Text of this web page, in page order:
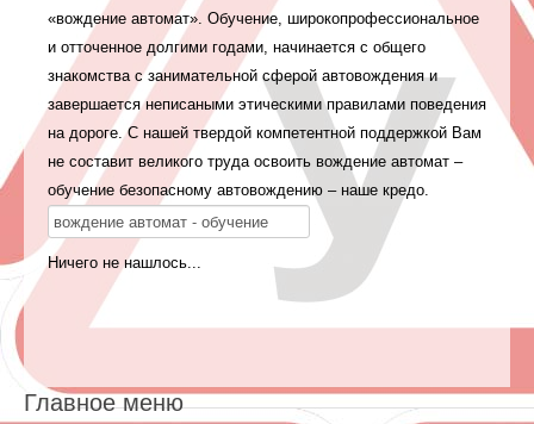
«вождение автомат». Обучение, широкопрофессиональное
и отточенное долгими годами, начинается с общего
знакомства с занимательной сферой автовождения и
завершается неписаными этическими правилами поведения
на дороге. С нашей твердой компетентной поддержкой Вам
не составит великого труда освоить вождение автомат –
обучение безопасному автовождению – наше кредо.
Ничего не нашлось...
Главное меню